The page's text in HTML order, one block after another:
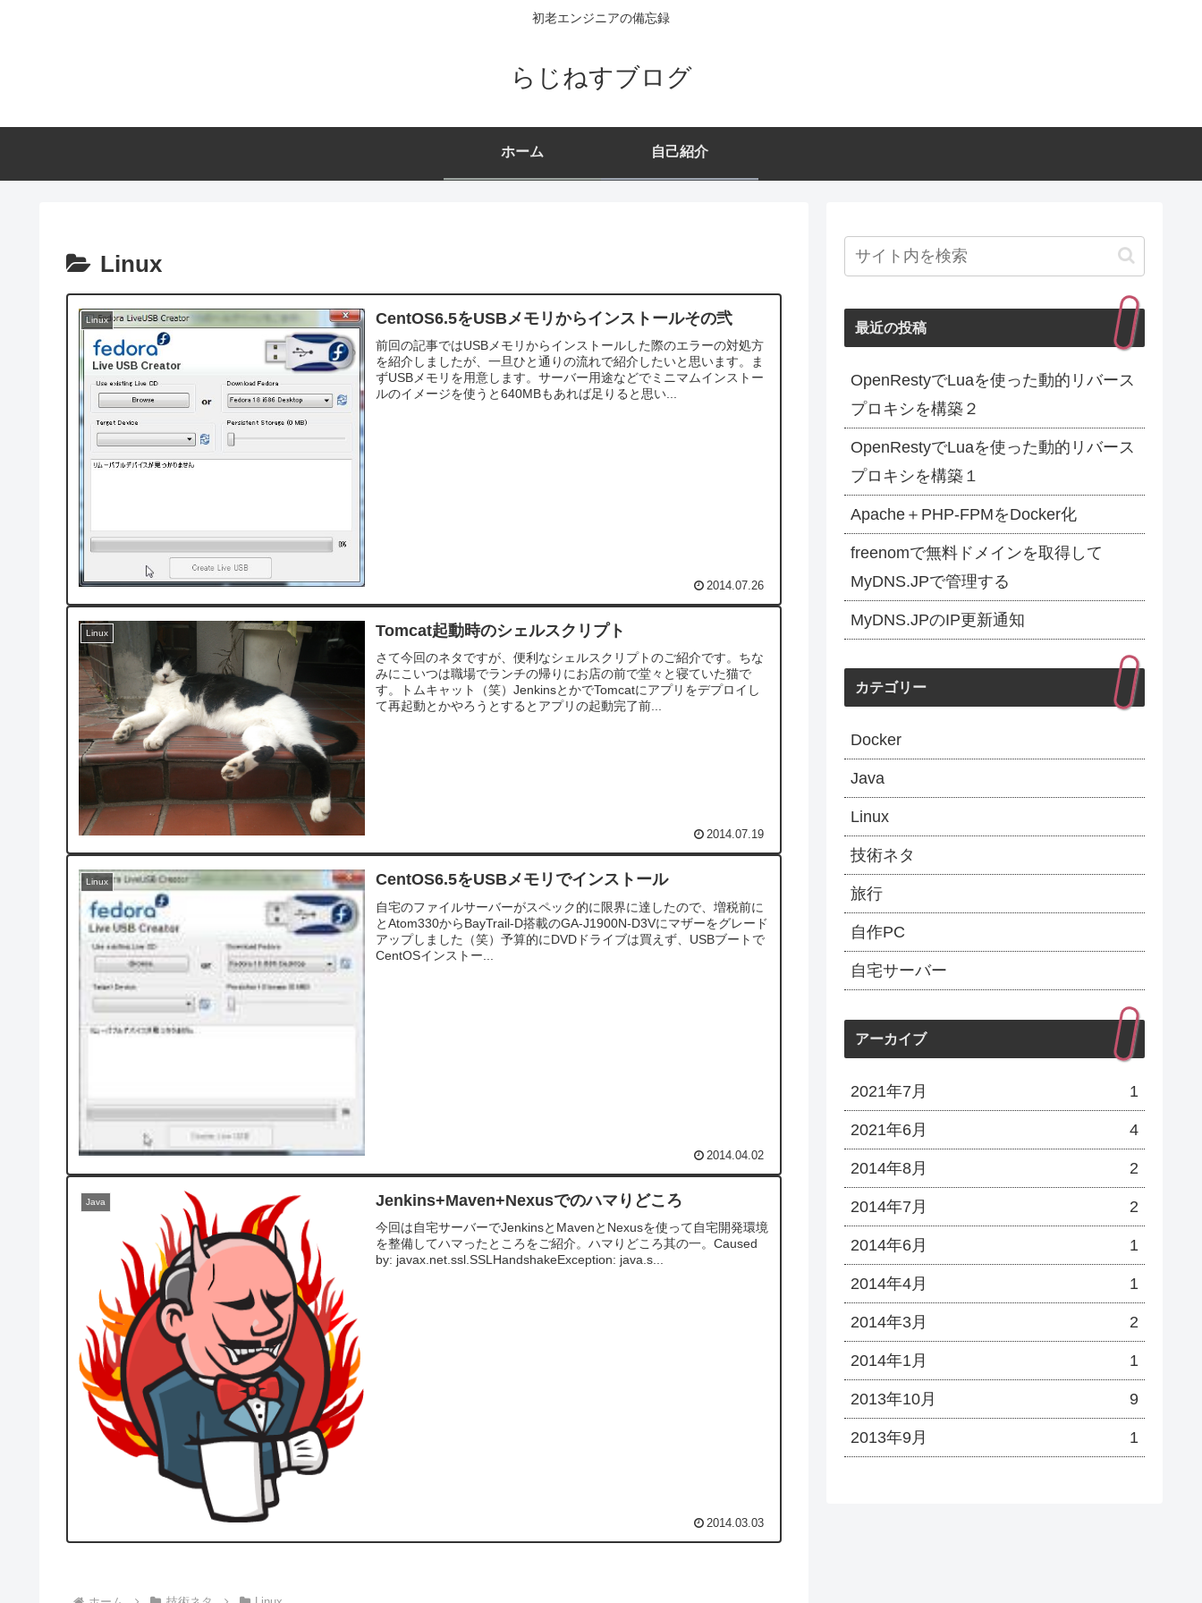
初老エンジニアの備忘録
らじねすブログ
ホーム 自己紹介
Linux
Linux CentOS6.5をUSBメモリからインストールその弐
前回の記事ではUSBメモリからインストールした際のエラーの対処方
を紹介しましたが、一旦ひと通りの流れで紹介したいと思います。ま
ずUSBメモリを用意します。サーバー用途などでミニマムインストー
ルのイメージを使うと640MBもあれば足りると思い...
2014.07.26
Linux Tomcat起動時のシェルスクリプト
さて今回のネタですが、便利なシェルスクリプトのご紹介です。ちな
みにこいつは職場でランチの帰りにお店の前で堂々と寝ていた猫で
す。トムキャット（笑）JenkinsとかでTomcatにアプリをデプロイし
て再起動とかやろうとするとアプリの起動完了前...
2014.07.19
Linux CentOS6.5をUSBメモリでインストール
自宅のファイルサーバーがスペック的に限界に達したので、増税前に
とAtom330からBayTrail-D搭載のGA-J1900N-D3Vにマザーをグレード
アップしました（笑）予算的にDVDドライブは買えず、USBブートで
CentOSインストー...
2014.04.02
Java Jenkins+Maven+Nexusでのハマりどころ
今回は自宅サーバーでJenkinsとMavenとNexusを使って自宅開発環境
を整備してハマったところをご紹介。ハマりどころ其の一。Caused
by: javax.net.ssl.SSLHandshakeException: java.s...
2014.03.03
最近の投稿
OpenRestyでLuaを使った動的リバース
プロキシを構築２
OpenRestyでLuaを使った動的リバース
プロキシを構築１
Apache＋PHP-FPMをDocker化
freenomで無料ドメインを取得して
MyDNS.JPで管理する
MyDNS.JPのIP更新通知
カテゴリー
Docker
Java
Linux
技術ネタ
旅行
自作PC
自宅サーバー
アーカイブ
2021年7月 1
2021年6月 4
2014年8月 2
2014年7月 2
2014年6月 1
2014年4月 1
2014年3月 2
2014年1月 1
2013年10月 9
2013年9月 1